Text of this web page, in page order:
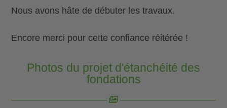
Nous avons hâte de débuter les travaux.
Encore merci pour cette confiance réitérée !
Photos du projet d'étanchéité des
fondations